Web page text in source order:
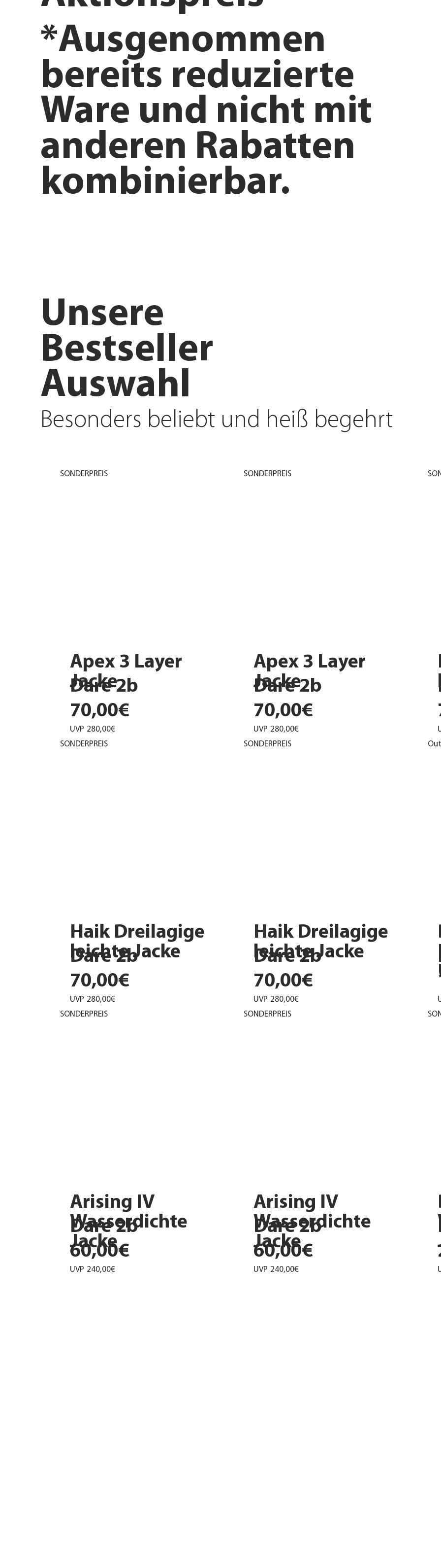
Apex 3 Layer
Jacke
Dare 2b
70,00€
UVP 280,00€
SONDERPREIS
Apex 3 Layer
Jacke
Dare 2b
70,00€
UVP 280,00€
SONDERPREIS
Haik Dreilagige
leichte Jacke
Dare 2b
70,00€
UVP 280,00€
SONDERPREIS
Haik Dreilagige
leichte Jacke
Dare 2b
70,00€
UVP 280,00€
SONDERPREIS
Arising IV
Wasserdichte
Jacke
Dare 2b
60,00€
UVP 240,00€
SONDERPREIS
Arising IV
Wasserdichte
Jacke
Dare 2b
60,00€
UVP 240,00€
SONDERPREIS
Bestseller
Auswahl
Unsere
Besonders beliebt und heiß begehrt
*Ausgenommen
bereits reduzierte
Ware und nicht mit
anderen Rabatten
kombinierbar.